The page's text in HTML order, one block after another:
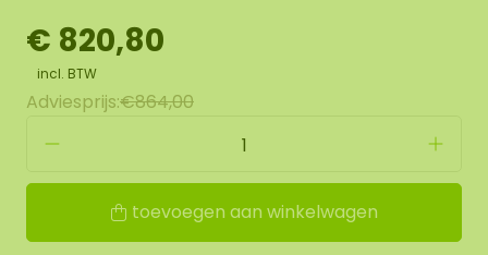
€ 820,80
incl. BTW
Adviesprijs:€864,00
toevoegen aan winkelwagen